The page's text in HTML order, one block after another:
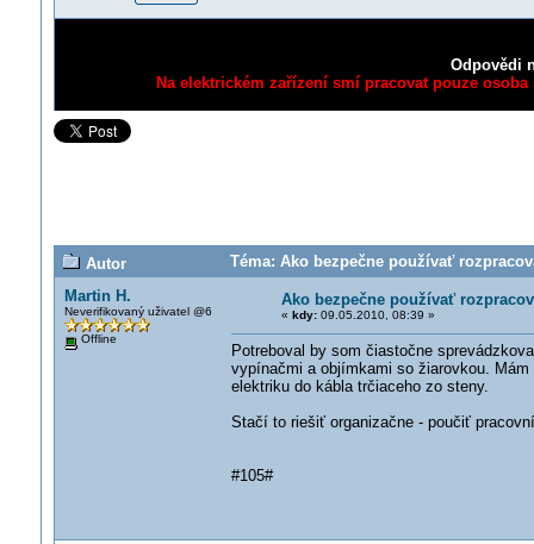
Odpovědi
Na elektrickém zařízení smí pracovat pouze
Autor
Téma: Ako bezpečne používať
Martin H.
Neverifikovaný uživatel @6
Offline
Ako bezpečne používať
« kdy:09.05.2010, 08:39 »
Potreboval by som čiastočne
vypínačmi a objímkami so žiarovkou.
elektriku do kábla trčiaceho zo steny.
Stačí to riešiť organizačne - poučiť
#105#